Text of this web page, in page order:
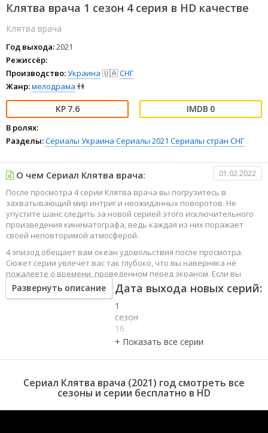
Клятва врача 1 сезон 4 серия в HD качестве
Клятва врача
Год выхода:2021
Режиссёр:
Производство:Украина 🇺🇦СНГ
Жанр:мелодрама 👫
7.6 0
В ролях:
Разделы:Сериалы Украина Сериалы 2021 Сериалы стран СНГ
О чем Сериал Клятва врача: 01.02.2022
После просмотра 4 серии Клятва врача вы погрузитесь в
захватывающий мир интриг и неожиданных поворотов. Не
упустите шанс следить за новой серией этого исключительного
произведения кинематографа, ведь каждая из них поражает
своей неповторимой атмосферой.
4 эпизод обещает вам океан удовольствия после просмотра.
Сюжет серии увлечет вас так глубоко, что вы наверняка не
пожалеете о времени, проведенном перед экраном. Если вы
жаждете наслаждаться онлайн этим сериалом в высоком
качестве HD, то ваш выбор будет весьма правильным. Каждый
эпизод сериала удивляет не только захватывающими
событиями, но и яркими, запоминающимися героями, которые
надолго останутся в вашей памяти.
Погрузитесь в мир эмоций и приключений, наслаждайтесь этим
Развернуть описание Дата выхода новых серий:
1
сезон
16
серия
сезон
серия
1
сезон
Сериал Клятва врача (2021) год смотреть все
сезоны и серии бесплатно в HD